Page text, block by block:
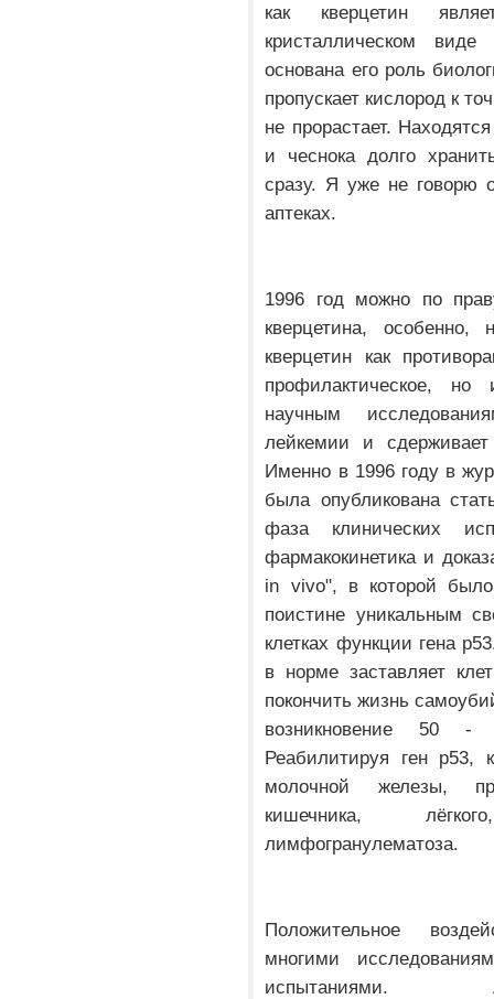
как кверцетин
кристаллическом
основана его роль
пропускает кислород к
не прорастает.
и чеснока долго
сразу. Я уже не говорю
аптеках.
1996 год можно по
кверцетина, особенно,
кверцетин как
профилактическое,
научным
лейкемии и
Именно в 1996 году в
была опубликована
фаза клинических
фармакокинетика и
in vivo", в которой было
поистине уникальным
клетках функции гена
в норме заставляет
покончить жизнь
возникновение 50 -
Реабилитируя ген р53,
молочной железы,
кишечника,
лимфогранулематоза.
Положительное
многими
испытаниями.